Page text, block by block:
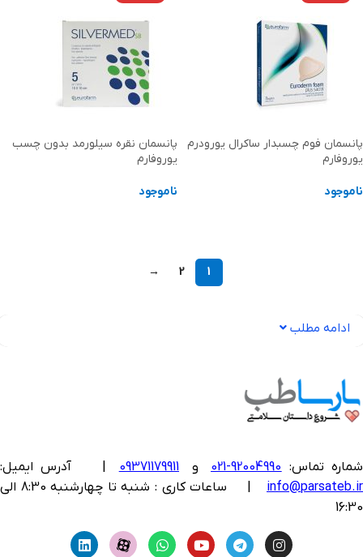
پانسمان فوم چسبدار ساکرال یورودرم
یوروفارم
ناموجود
پانسمان نقره سیلورمد بدون چسب
یوروفارم
ناموجود
1
2
→
ادامه مطلب
شماره تماس: 92004990-021 و 09371179911
آدرس ایمیل:
info@parsateb.ir
| ساعات کاری : شنبه تا چهارشنبه 8:30 الی
16:30